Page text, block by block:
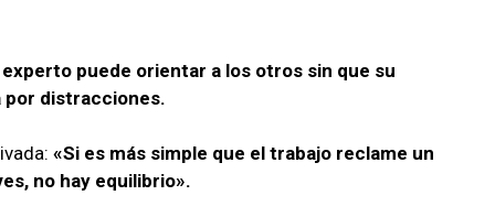
puede orientar a los otros sin que su
por distracciones.
«Si es más simple que el trabajo reclame un
no hay equilibrio».